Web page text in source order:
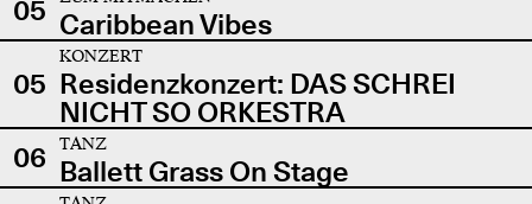
05 Caribbean Vibes
05
KONZERT
Residenzkonzert: DAS SCHREI
NICHT SO ORKESTRA
06
TANZ
Ballett Grass On Stage